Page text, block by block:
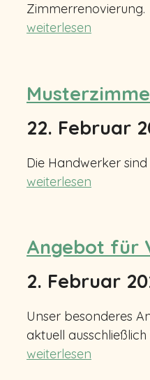
Zimmerrenovierung.
weiterlesen
22. Februar
Die Handwerker
weiterlesen
Angebot für
2. Februar
Unser besonderes
aktuell
weiterlesen